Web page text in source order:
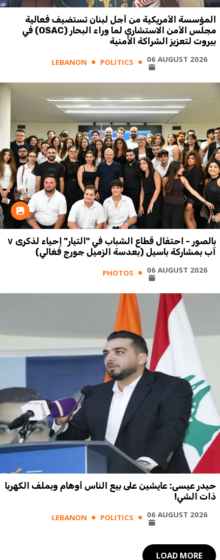
المؤسسة الأمريكية من أجل لبنان تستضيف فعالية
مجلس الأمن الاستشاري لما وراء البحار (OSAC) في
بيروت لتعزيز الشراكة الأمنية
LEBANON POLITICS 06 AUGUST 2026
بالصور - احتفال قطاع الشباب في "التيار" إحياء لذكرى ٧
آب بمشاركة باسيل (بعدسة الزميل جورج فغالي)
PHOTOS 06 AUGUST 2026
حيدر عيسى: عايشين على بيع الناس أوهام وبملف الكهربا
ذات الشي!
LEBANON POLITICS 06 AUGUST 2026
LOAD MORE